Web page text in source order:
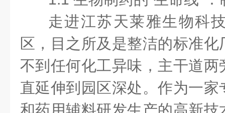
走进江苏天莱雅生物科
区，目之所及是整洁的标准
不到任何化工异味，主干道
直延伸到园区深处。作为一